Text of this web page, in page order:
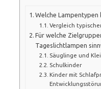
Welche Lampentypen
Vergleich
Für welche
Tageslichtlampen
Säuglinge und
Schulkinder
Kinder mit